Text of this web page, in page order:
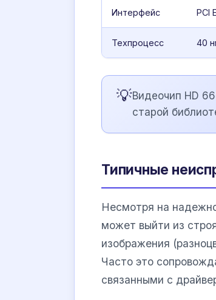
Интерфейс PCI
Техпроцесс 40
💡Видеочип HD
старой
Типичные
Несмотря на
может выйти из
изображения
Часто это
связанными с